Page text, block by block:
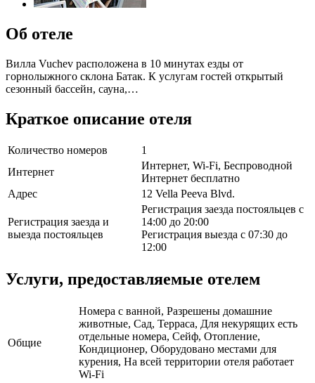
Об отеле
Вилла Vuchev расположена в 10 минутах езды от
горнолыжного склона Батак. К услугам гостей открытый
сезонный бассейн, сауна,…
Краткое описание отеля
Количество номеров
1
Интернет
Интернет, Wi-Fi, Беспроводной
Интернет бесплатно
Адрес
12 Vella Peeva Blvd.
Регистрация заезда и
выезда постояльцев
Регистрация заезда постояльцев с
14:00 до 20:00
Регистрация выезда с 07:30 до
12:00
Услуги, предоставляемые отелем
Общие
Номера с ванной, Разрешены домашние
животные, Сад, Терраса, Для некурящих есть
отдельные номера, Сейф, Отопление,
Кондиционер, Оборудовано местами для
курения, На всей территории отеля работает
Wi-Fi